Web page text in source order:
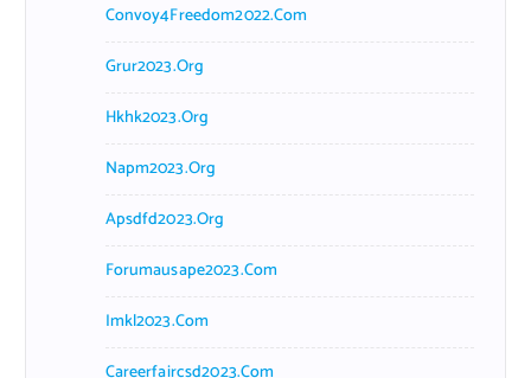
Convoy4Freedom2022.com
Grur2023.org
Hkhk2023.org
Napm2023.org
Apsdfd2023.org
Forumausape2023.com
Imkl2023.com
Careerfaircsd2023.com